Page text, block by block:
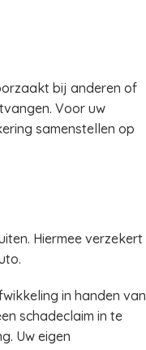
bij anderen of
Voor uw
samenstellen op
Hiermee verzekert
in handen van
schadeclaim in te
Uw eigen